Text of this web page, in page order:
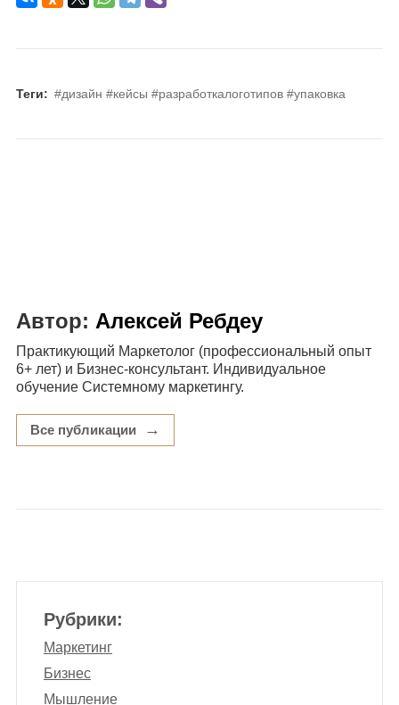
Теги: #дизайн #кейсы #разработкалоготипов #упаковка
Автор: Алексей Ребдеу
Практикующий Маркетолог (профессиональный опыт
6+ лет)​ и Бизнес-консультант. Индивидуальное
обучение Системному маркетингу.
Все публикации →
Рубрики:
Маркетинг
Бизнес
Мышление